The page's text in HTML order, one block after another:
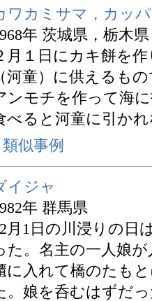
ワカミサマ，カッパ
年 茨城県，栃木県
月１日にカキ餅を
（河童）に供えるも
ンモチを作って海
べると河童に引か
類似事例
イジャ
年 群馬県
月1日の川浸りの日
た。名主の一人娘
に入れて橋のたも
。娘を呑むはずだ